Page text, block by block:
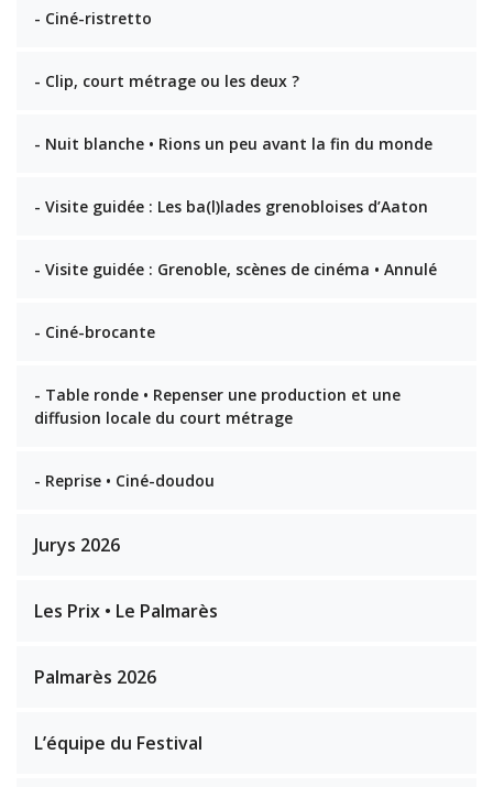
- Ciné-ristretto
- Clip, court métrage ou les deux ?
- Nuit blanche • Rions un peu avant la fin du monde
- Visite guidée : Les ba(l)lades grenobloises d’Aaton
- Visite guidée : Grenoble, scènes de cinéma • Annulé
- Ciné-brocante
- Table ronde • Repenser une production et une
diffusion locale du court métrage
- Reprise • Ciné-doudou
Jurys 2026
Les Prix • Le Palmarès
Palmarès 2026
L’équipe du Festival